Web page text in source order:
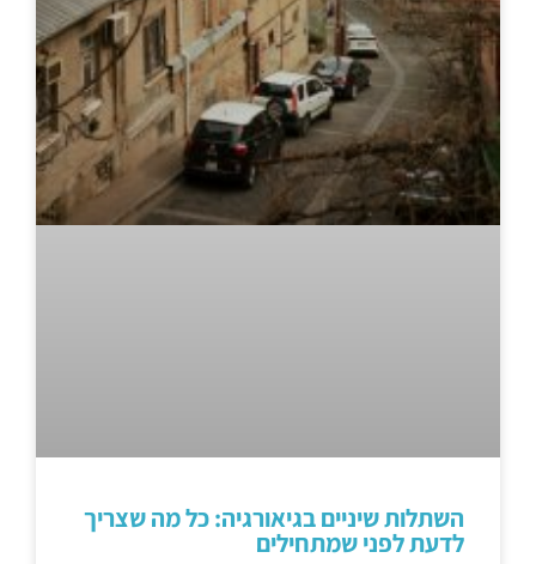
השתלות שיניים בגיאורגיה: כל מה שצריך
לדעת לפני שמתחילים